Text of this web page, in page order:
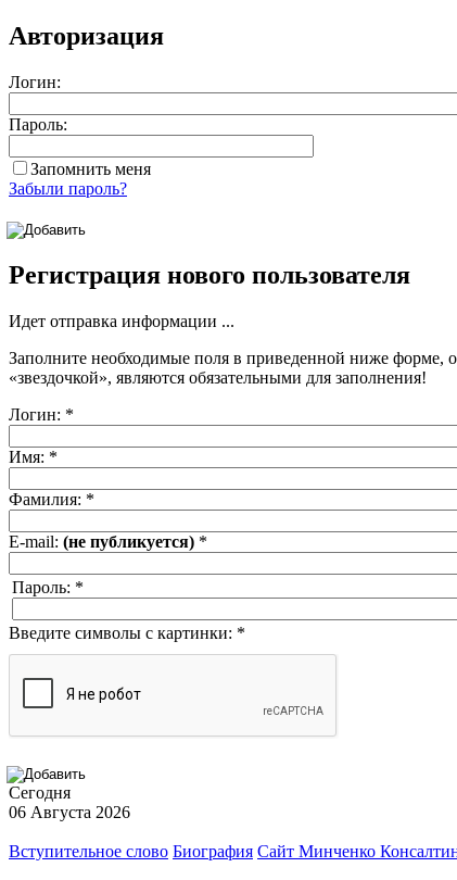
Авторизация
Логин:
Пароль:
Запомнить меня
Забыли пароль?
Регистрация нового пользователя
Идет отправка информации ...
Заполните необходимые поля в приведенной ниже форме,
«звездочкой», являются обязательными для заполнения!
Логин: *
Имя: *
Фамилия: *
E-mail: (не публикуется) *
Пароль: *
Введите символы с картинки: *
Сегодня
06 Августа 2026
Вступительное слово Биография Сайт Минченко